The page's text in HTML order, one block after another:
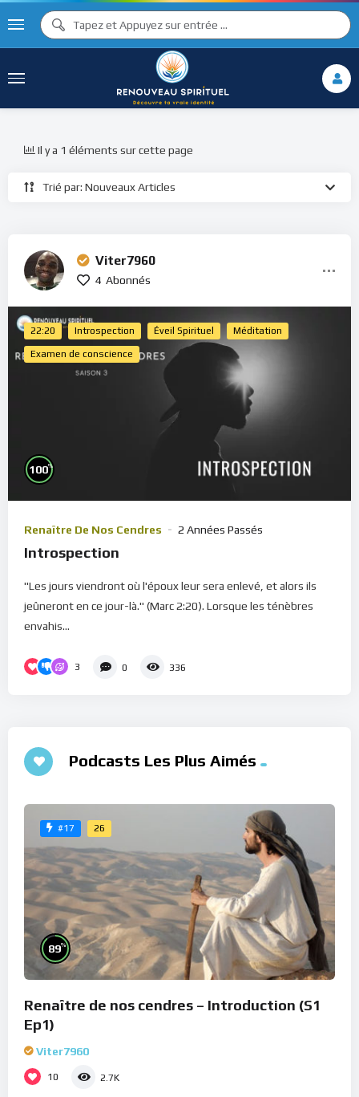
Trié par: Nouveaux Articles
Il y a 1 éléments sur cette page
Viter7960
4 Abonnés
22:20 Introspection Éveil Spirituel Méditation
Examen de conscience
100%
Renaître De Nos Cendres 2 Années Passés
Introspection
"Les jours viendront où l'époux leur sera enlevé, et alors ils
jeûneront en ce jour-là." (Marc 2:20). Lorsque les ténèbres
envahis...
3 0 336
Podcasts Les Plus Aimés
#17 26
89%
Renaître de nos cendres – Introduction (S1
Ep1)
Viter7960
10 2.7K